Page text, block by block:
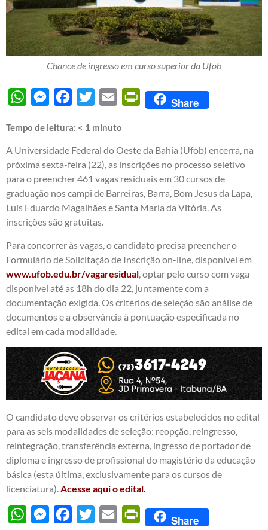
Chance de ingresso em curso superior da Ufob
WhatsAppMessengerFacebook
Twitter Email PrintFriendly
Share
Tempo de leitura: < 1 minuto
A Universidade Federal do Oeste da Bahia (Ufob) encerra, na
próxima sexta-feira (22), as inscrições no processo seletivo
para o preencher 461 vagas residuais em 30 cursos de
graduação nos campi de Barreiras, Barra, Bom Jesus da Lapa,
Luís Eduardo Magalhães e Santa Maria da Vitória. As
inscrições são gratuitas.
Para concorrer às vagas, o candidato precisa preencher o
Formulário de Solicitação de Inscrição on-line, disponível em
www.ufob.edu.br/vagaresidual , optar pelo curso com vaga
disponível até as 18h do dia 22, juntamente com a
documentação exigida. Os critérios de seleção são análise de
documentos e a observância à pontuação especificada no
edital em cada modalidade.
O candidato deve observar os critérios estabelecidos no edital
para as seis modalidades de seleção: reopção, reingresso,
reintegração, transferência externa, ingresso de portador de
diploma e ingresso de profissional do magistério da educação
básica (esta última, exclusivamente para os cursos de
licenciatura).Acesse aqui o edital.
WhatsAppMessengerFacebook
Twitter Email PrintFriendly
Share